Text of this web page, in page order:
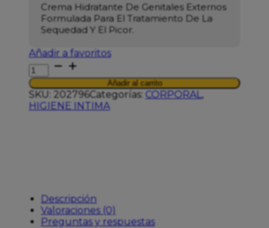
Crema Hidratante De Genitales Externos
Formulada Para El Tratamiento De La
Sequedad Y El Picor.
Añadir a favoritos
CUMLAUDE
GYNELAUDE
CREMA
HIDRAT
EXTERNO
Añadir al carrito
SKU: 202796Categorías: CORPORAL,
HIGIENE INTIMA
Descripción
Valoraciones (0)
Preguntas y respuestas